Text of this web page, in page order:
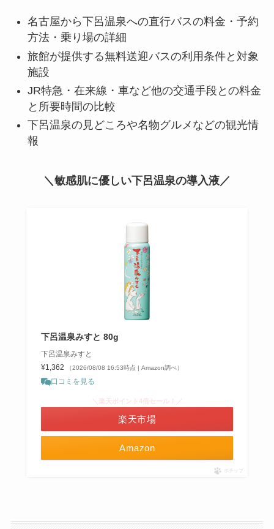
名古屋から下呂温泉への直行バスの料金・予約
方法・乗り場の詳細
旅館が提供する無料送迎バスの利用条件と対象
施設
JR特急・在来線・車など他の交通手段との料金
と所要時間の比較
下呂温泉の見どころや名物グルメなどの観光情
報
＼敏感肌に優しい下呂温泉の導入液／
下呂温泉みすと 80g
下呂温泉みすと
¥1,362
（2026/08/08 16:53時点 | Amazon調べ）
口コミを見る
Amazon
＼楽天ポイント4倍セール！／
楽天市場
ポチップ